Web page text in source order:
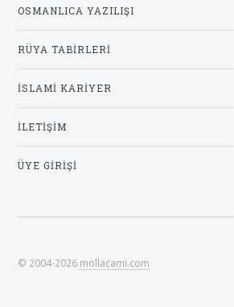
OSMANLICA YAZILIŞI
RÜYA TABIRLERI
İSLAMI KARIYER
İLETIŞIM
ÜYE GIRIŞI
© 2004-2026 mollacami.com